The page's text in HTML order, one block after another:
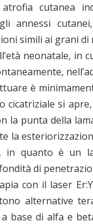
cutanea
annessi
simili ai grani
neonatale,
è
cicatriziale si
la punta della
la
in quanto è un
di
con il laser
alternative
base di alfa e